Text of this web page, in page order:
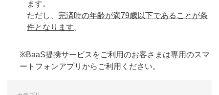
ます。
ただし、 完済時の年齢が満79歳以下であることが条
件となります。
※BaaS提携サービスをご利用のお客さまは専用のスマ
ートフォンアプリからご利用ください。